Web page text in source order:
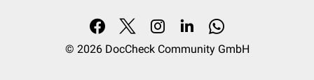
© 2026 DocCheck Community GmbH